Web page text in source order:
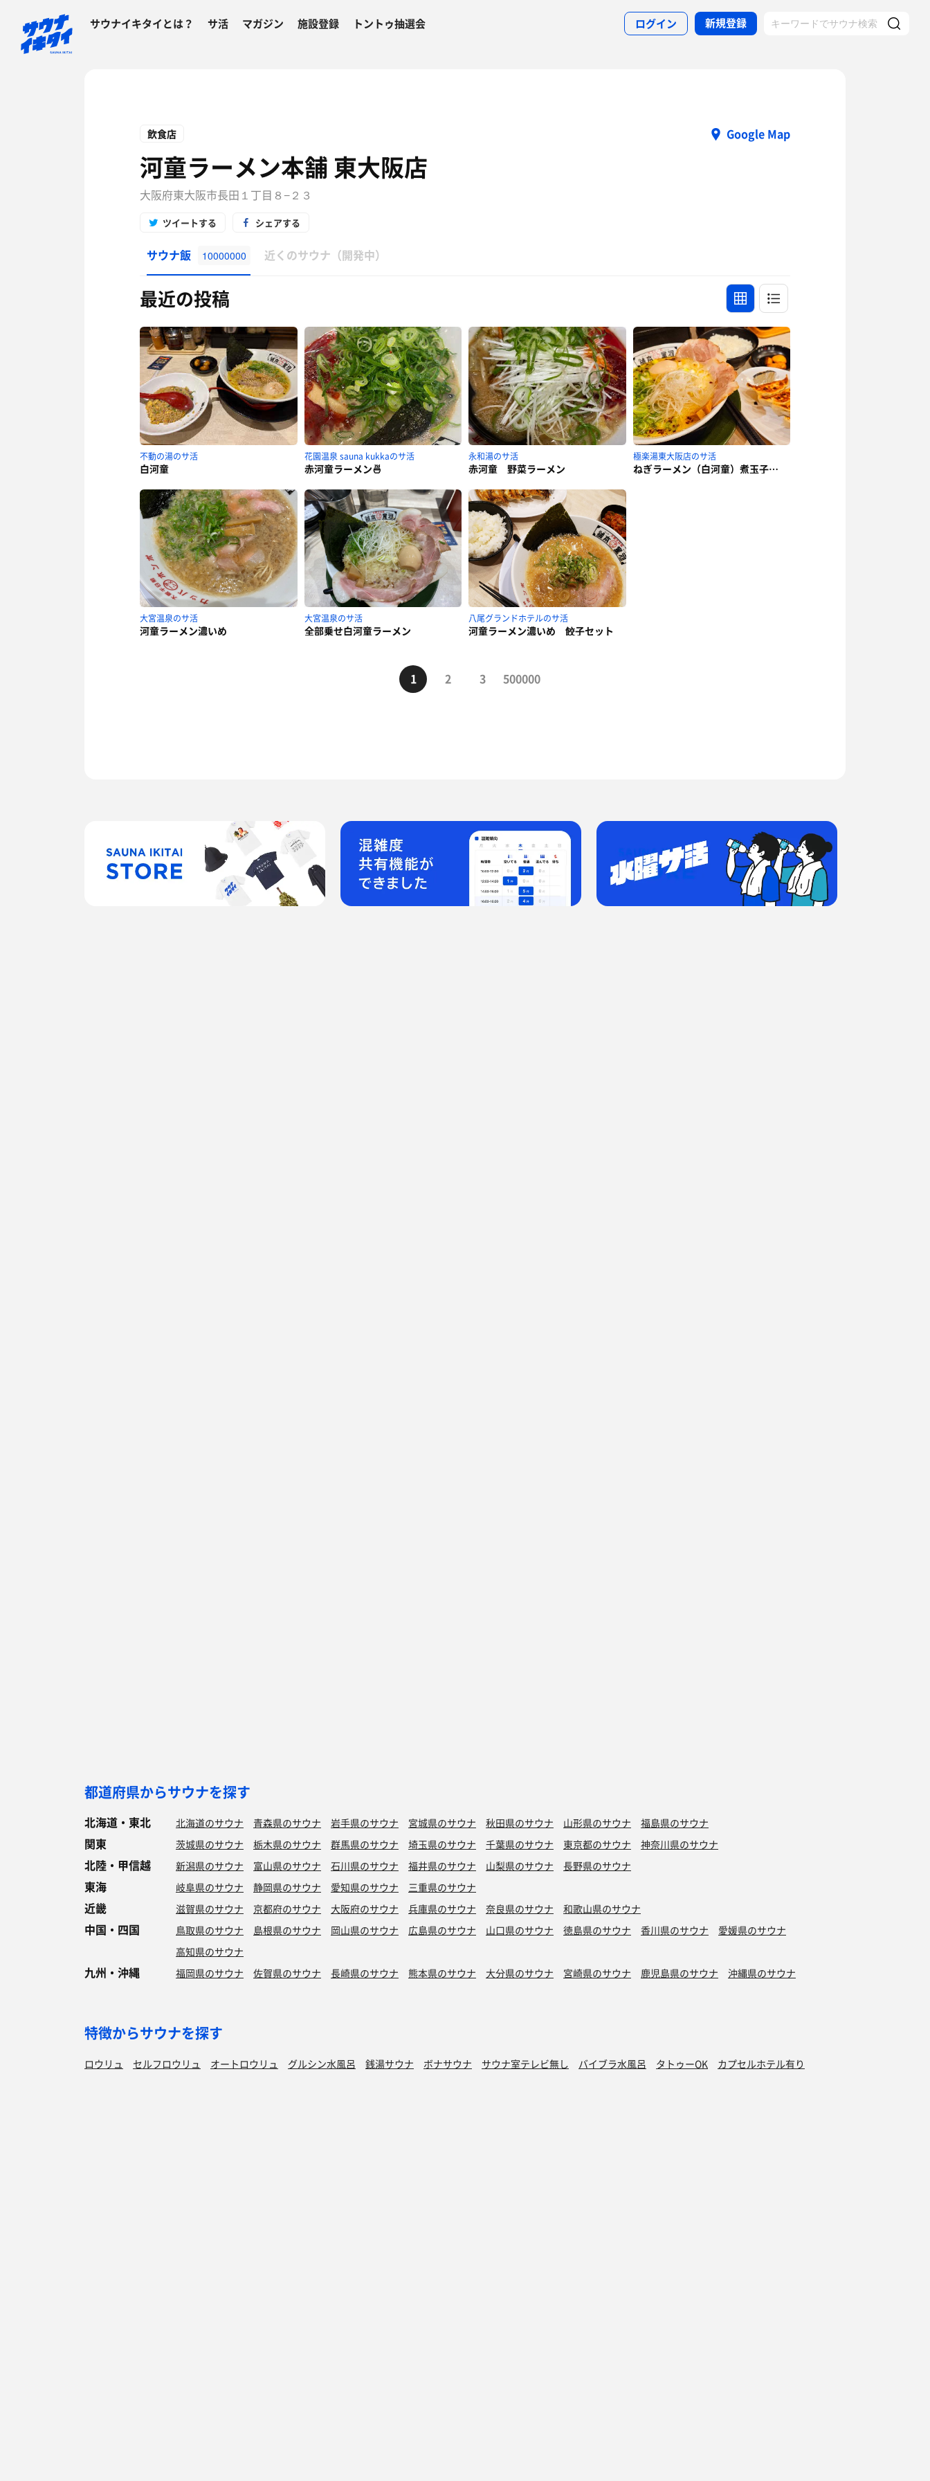
サウナイキタイとは？ サ活 マガジン 施設登録 トントゥ抽選会 ログイン 新規登録
飲食店 Google Map
河童ラーメン本舗 東大阪店
大阪府東大阪市長田１丁目８−２３
ツイートする シェアする
サウナ飯 10000000 近くのサウナ（開発中）
最近の投稿
不動の湯のサ活
白河童
花園温泉 sauna kukkaのサ活
赤河童ラーメン🍜
永和湯のサ活
赤河童 野菜ラーメン
極楽湯東大阪店のサ活
ねぎラーメン（白河童）煮玉子入り＋ぎょうざセット
大宮温泉のサ活
河童ラーメン濃いめ
大宮温泉のサ活
全部乗せ白河童ラーメン
八尾グランドホテルのサ活
河童ラーメン濃いめ 餃子セット
1 2 3 500000
都道府県からサウナを探す
北海道・東北 北海道のサウナ 青森県のサウナ 岩手県のサウナ 宮城県のサウナ 秋田県のサウナ 山形県のサウナ 福島県のサウナ
関東 茨城県のサウナ 栃木県のサウナ 群馬県のサウナ 埼玉県のサウナ 千葉県のサウナ 東京都のサウナ 神奈川県のサウナ
北陸・甲信越 新潟県のサウナ 富山県のサウナ 石川県のサウナ 福井県のサウナ 山梨県のサウナ 長野県のサウナ
東海 岐阜県のサウナ 静岡県のサウナ 愛知県のサウナ 三重県のサウナ
近畿 滋賀県のサウナ 京都府のサウナ 大阪府のサウナ 兵庫県のサウナ 奈良県のサウナ 和歌山県のサウナ
中国・四国 鳥取県のサウナ 島根県のサウナ 岡山県のサウナ 広島県のサウナ 山口県のサウナ 徳島県のサウナ 香川県のサウナ
愛媛県のサウナ
高知県のサウナ
九州・沖縄 福岡県のサウナ 佐賀県のサウナ 長崎県のサウナ 熊本県のサウナ 大分県のサウナ 宮崎県のサウナ 鹿児島県のサウナ 沖縄県のサウナ
特徴からサウナを探す
ロウリュ セルフロウリュ オートロウリュ グルシン水風呂 銭湯サウナ ボナサウナ サウナ室テレビ無し バイブラ水風呂 タトゥーOK
カプセルホテル有り